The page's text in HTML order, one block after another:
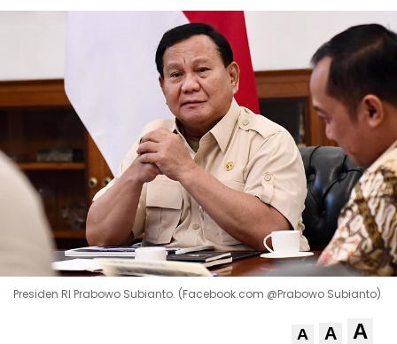
Presiden RI Prabowo Subianto. (Facebook.com @Prabowo Subianto)
A A A